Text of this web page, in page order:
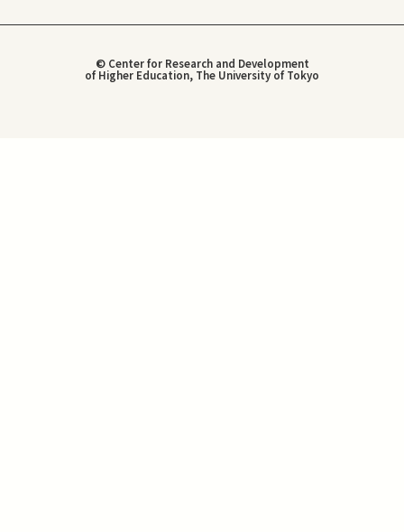
© Center for Research and Development
of Higher Education, The University of Tokyo